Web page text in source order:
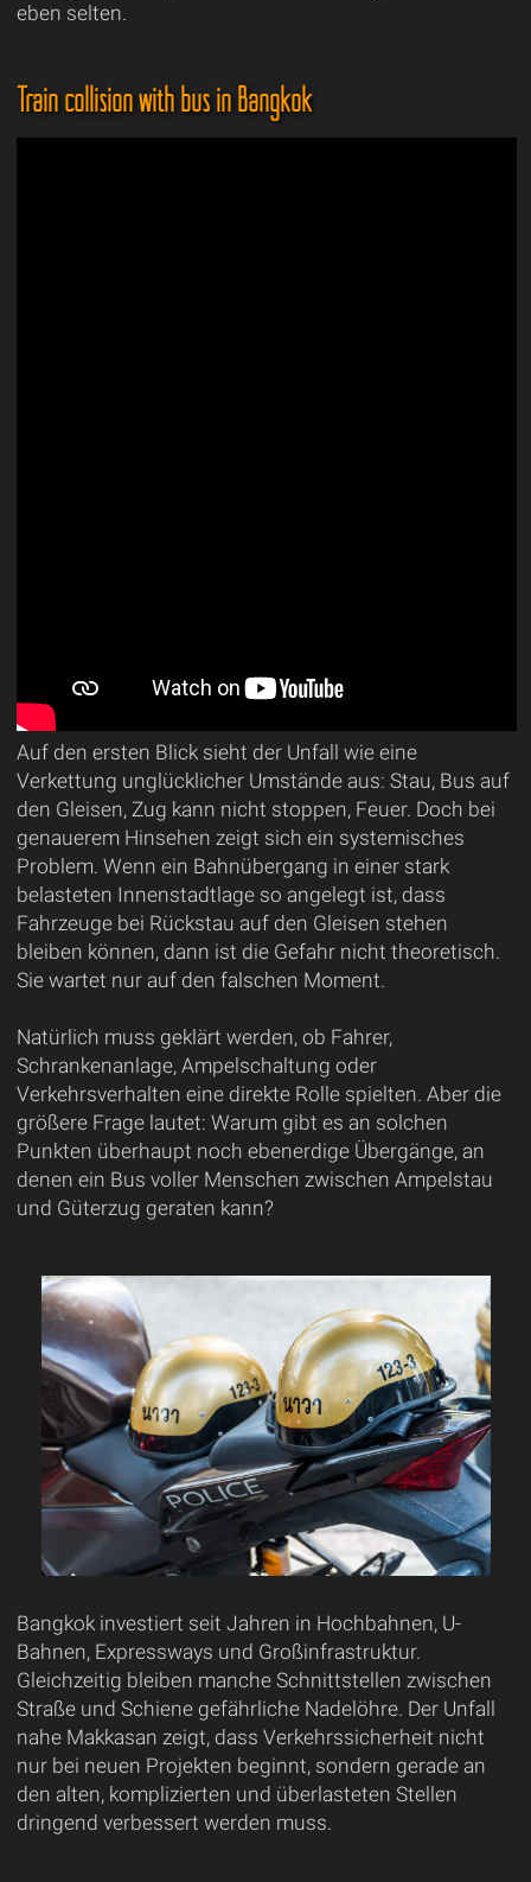
eben selten.
Train collision with bus in Bangkok
Auf den ersten Blick sieht der Unfall wie eine
Verkettung unglücklicher Umstände aus: Stau, Bus auf
den Gleisen, Zug kann nicht stoppen, Feuer. Doch bei
genauerem Hinsehen zeigt sich ein systemisches
Problem. Wenn ein Bahnübergang in einer stark
belasteten Innenstadtlage so angelegt ist, dass
Fahrzeuge bei Rückstau auf den Gleisen stehen
bleiben können, dann ist die Gefahr nicht theoretisch.
Sie wartet nur auf den falschen Moment.
Natürlich muss geklärt werden, ob Fahrer,
Schrankenanlage, Ampelschaltung oder
Verkehrsverhalten eine direkte Rolle spielten. Aber die
größere Frage lautet: Warum gibt es an solchen
Punkten überhaupt noch ebenerdige Übergänge, an
denen ein Bus voller Menschen zwischen Ampelstau
und Güterzug geraten kann?
Bangkok investiert seit Jahren in Hochbahnen, U-
Bahnen, Expressways und Großinfrastruktur.
Gleichzeitig bleiben manche Schnittstellen zwischen
Straße und Schiene gefährliche Nadelöhre. Der Unfall
nahe Makkasan zeigt, dass Verkehrssicherheit nicht
nur bei neuen Projekten beginnt, sondern gerade an
den alten, komplizierten und überlasteten Stellen
dringend verbessert werden muss.